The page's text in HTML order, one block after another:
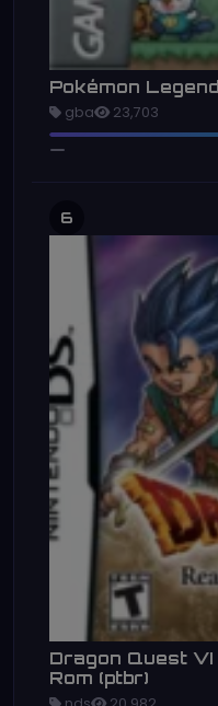
Pokémon
gba 23,703
6
Dragon Quest
Rom (ptbr)